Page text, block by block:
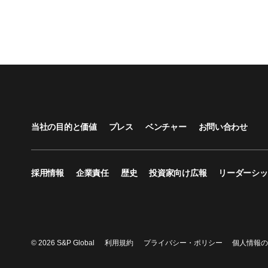
当社の目的と価値 プレス ベンチャー お問い合わせ
採用情報 企業責任 歴史 投資家向け広報 リーダーシ
© 2026 S&P Global 利用規約 プライバシー・ポリシー 個人情報